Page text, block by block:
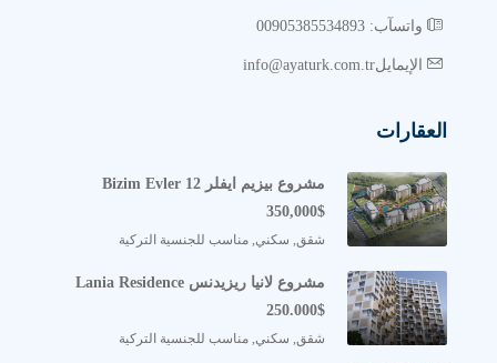
واتسآب: 00905385534893
الإيمايلinfo@ayaturk.com.tr
العقارات
مشروع بيزيم ايفلر Bizim Evler 12
350,000$
شقق, سكني, مناسب للجنسية التركية
مشروع لانيا ريزيدنس Lania Residence
250.000$
شقق, سكني, مناسب للجنسية التركية